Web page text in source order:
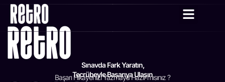
Sınavda Fark Yaratın,
Tecrübeyle Başarıya Ulaşın
Başarı Hikayenizi Yazmaya Hazır mısınız ?